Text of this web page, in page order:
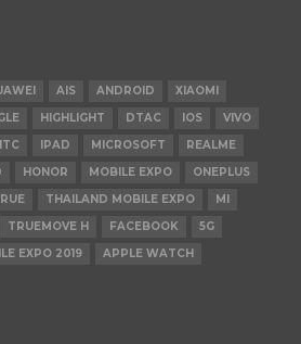
AIS ANDROID
XIAOMI
HIGHLIGHT DTAC IOS
VIVO
IPAD MICROSOFT
REALME
HONOR MOBILE EXPO
ONEPLUS
THAILAND MOBILE EXPO
MI
TRUEMOVE H FACEBOOK
5G
EXPO 2019
APPLE WATCH